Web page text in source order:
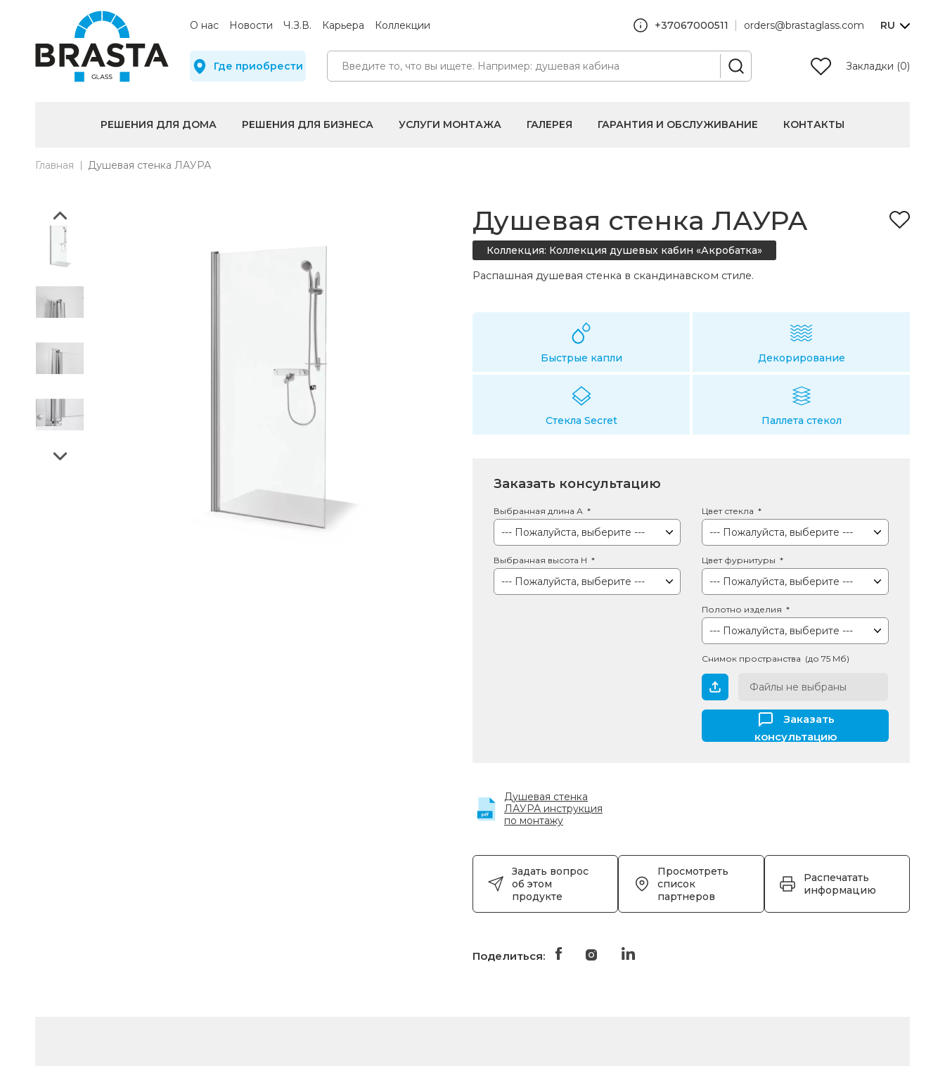
О нас Новости Ч.З.В. Карьера Коллекции +37067000511 orders@brastaglass.com RU
Где приобрести Закладки (0)
РЕШЕНИЯ ДЛЯ ДОМА РЕШЕНИЯ ДЛЯ БИЗНЕСА УСЛУГИ МОНТАЖА ГАЛЕРЕЯ ГАРАНТИЯ И ОБСЛУЖИВАНИЕ КОНТАКТЫ
Главная Душевая стенка ЛАУРА
Душевая стенка ЛАУРА
Коллекция: Коллекция душевых кабин «Акробатка»
Распашная душевая стенка в скандинавском стиле.
Быстрые капли Декорирование
Стекла Secret Паллета стекол
Заказать консультацию
Выбранная длина А
Выбранная высота Н
Цвет стекла
Цвет фурнитуры
Полотно изделия
Снимок пространства (до 75 Мб)
Файлы не выбраны
Заказать
консультацию
Душевая стенка
ЛАУРА инструкция
по монтажу
Задать вопрос
об этом
продукте
Просмотреть
список
партнеров
Распечатать
информацию
Поделиться: